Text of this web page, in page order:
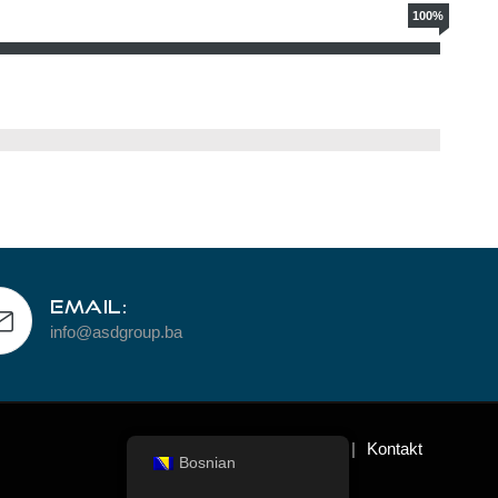
100%
EMAIL:
info@asdgroup.ba
Kontakt
Bosnian